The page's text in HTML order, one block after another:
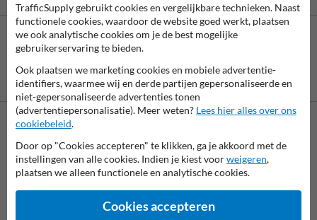
Betaling achteraf
is mogelijk
Neem contact met ons op
Wij zijn op werkdagen (van 8.00 tot 17.00) te bereiken op 038-
7920070.
TrafficSupply gebruikt cookies en vergelijkbare technieken. Naast
functionele cookies, waardoor de website goed werkt, plaatsen
we ook analytische cookies om je de best mogelijke
gebruikerservaring te bieden.
Ook plaatsen we marketing cookies en mobiele advertentie-
identifiers, waarmee wij en derde partijen gepersonaliseerde en
niet-gepersonaliseerde advertenties tonen
(advertentiepersonalisatie). Meer weten? Lees hier alles over ons
cookiebeleid.
Door op "Cookies accepteren" te klikken, ga je akkoord met de
instellingen van alle cookies. Indien je kiest voorweigeren,
plaatsen we alleen functionele en analytische cookies.
Cookies accepteren